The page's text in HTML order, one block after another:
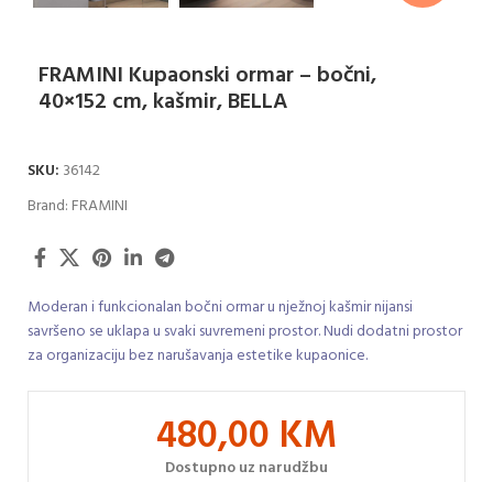
FRAMINI Kupaonski ormar – bočni,
40×152 cm, kašmir, BELLA
SKU: 36142
Brand: FRAMINI
Moderan i funkcionalan bočni ormar u nježnoj kašmir nijansi
savršeno se uklapa u svaki suvremeni prostor. Nudi dodatni prostor
za organizaciju bez narušavanja estetike kupaonice.
480,00 KM
Dostupno uz narudžbu